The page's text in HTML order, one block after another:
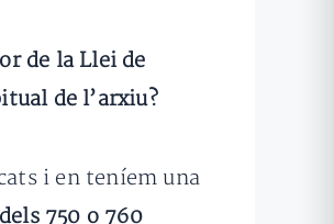
de la Llei de
de l’arxiu?
i en teníem una
750 o 760